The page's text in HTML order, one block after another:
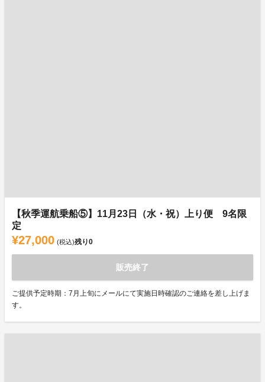
【秋季運航乗船⑤】11月23日（水・祝）上り便 9名限
定
¥27,000 (税込)残り0
販売終了
ご提供予定時期：7月上旬にメールにて実施日時確認のご連絡を差し上げま
す。